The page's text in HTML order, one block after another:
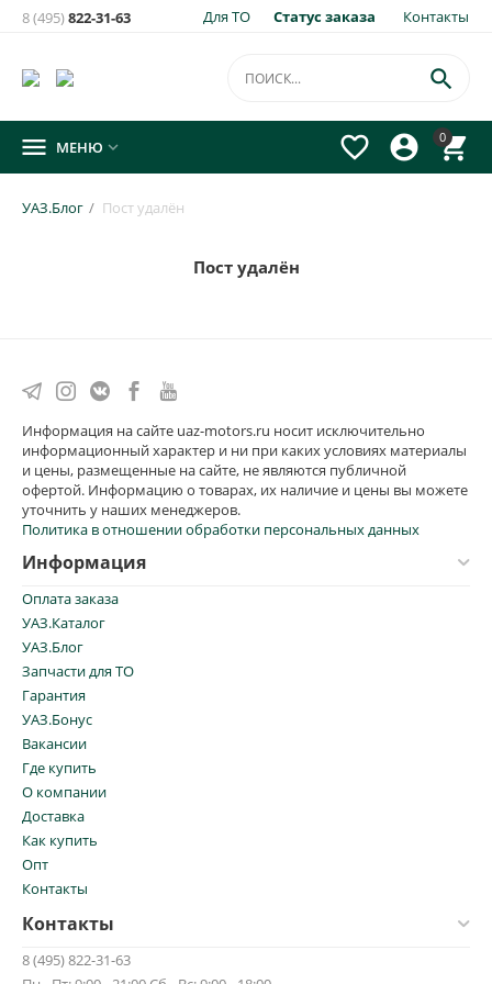
Для ТО Статус заказа Контакты
8 (495)822-31-63
0




 МЕНЮ 
УАЗ.Блог / Пост удалён
Пост удалён
Информация на сайте uaz-motors.ru носит исключительно
информационный характер и ни при каких условиях материалы
и цены, размещенные на сайте, не являются публичной
офертой. Информацию о товарах, их наличие и цены вы можете
уточнить у наших менеджеров.
Политика в отношении обработки персональных данных
Информация
Оплата заказа
УАЗ.Каталог
УАЗ.Блог
Запчасти для ТО
Гарантия
УАЗ.Бонус
Вакансии
Где купить
О компании
Доставка
Как купить
Опт
Контакты
Контакты
8 (495) 822-31-63